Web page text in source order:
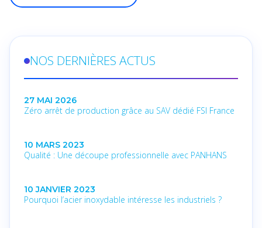
NOS DERNIÈRES ACTUS
27 MAI 2026
Zéro arrêt de production grâce au SAV dédié FSI France
10 MARS 2023
Qualité : Une découpe professionnelle avec PANHANS
10 JANVIER 2023
Pourquoi l’acier inoxydable intéresse les industriels ?